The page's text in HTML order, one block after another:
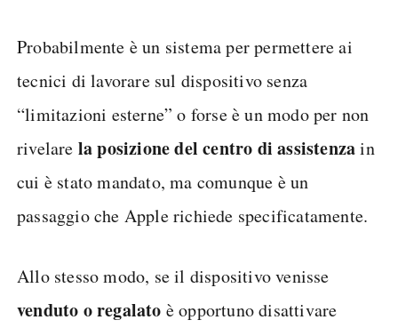
Probabilmente è un sistema per permettere ai
tecnici di lavorare sul dispositivo senza
“limitazioni esterne” o forse è un modo per non
rivelare la posizione del centro di assistenzain
cui è stato mandato, ma comunque è un
passaggio che Apple richiede specificatamente.
Allo stesso modo, se il dispositivo venisse
venduto o regalato è opportuno disattivare